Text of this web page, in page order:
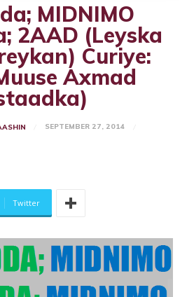
MIDNIMO
2AAD (Leyska
Curiye:
Axmad
SEPTEMBER 27, 2014
Twitter